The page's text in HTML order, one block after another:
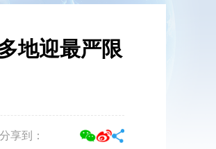
地迎最严限
分享到：